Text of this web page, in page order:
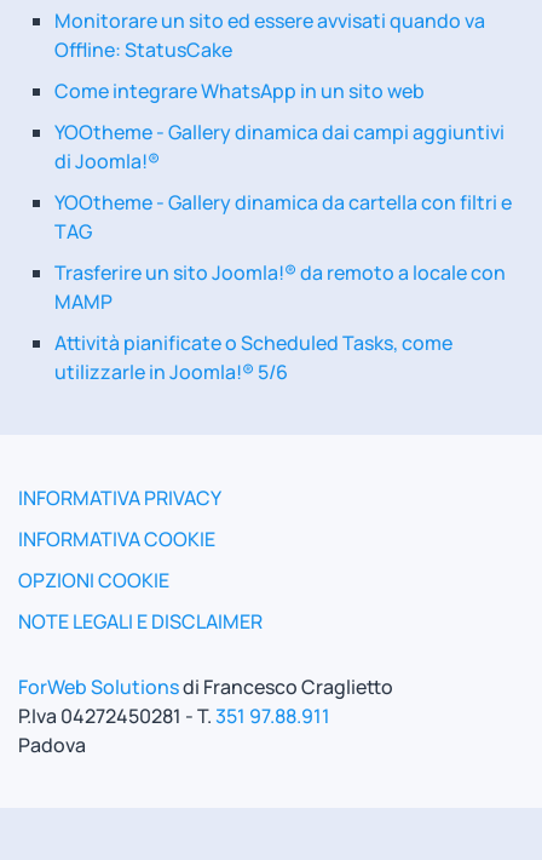
Monitorare un sito ed essere avvisati quando va
Offline: StatusCake
Come integrare WhatsApp in un sito web
YOOtheme - Gallery dinamica dai campi aggiuntivi
di Joomla!®
YOOtheme - Gallery dinamica da cartella con filtri e
TAG
Trasferire un sito Joomla!® da remoto a locale con
MAMP
Attività pianificate o Scheduled Tasks, come
utilizzarle in Joomla!® 5/6
INFORMATIVA PRIVACY
INFORMATIVA COOKIE
OPZIONI COOKIE
NOTE LEGALI E DISCLAIMER
ForWeb Solutionsdi Francesco Craglietto
P.Iva 04272450281 - T.351 97.88.911
Padova